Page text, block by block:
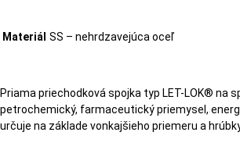
Materiál SS – nehrdzavejúca oceľ
Priama priechodková spojka typ LET-LOK® na
petrochemický, farmaceutický priemysel,
určuje na základe vonkajšieho priemeru a